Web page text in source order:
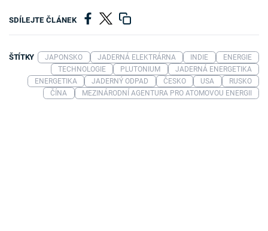
SDÍLEJTE ČLÁNEK
ŠTÍTKY JAPONSKO JADERNÁ ELEKTRÁRNA INDIE
ENERGIE
TECHNOLOGIE
PLUTONIUM
JADERNÁ ENERGETIKA
ENERGETIKA
JADERNÝ ODPAD ČESKO USA
RUSKO
ČÍNA
MEZINÁRODNÍ AGENTURA PRO ATOMOVOU ENERGII